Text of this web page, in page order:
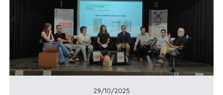
29/10/2025